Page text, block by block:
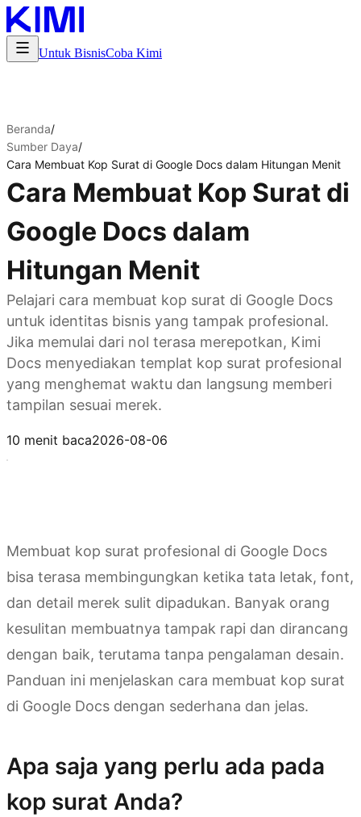
Untuk BisnisCoba Kimi
Beranda/
Sumber Daya/
Cara Membuat Kop Surat di Google Docs dalam Hitungan Menit
Cara Membuat Kop Surat di
Google Docs dalam
Hitungan Menit
Pelajari cara membuat kop surat di Google Docs
untuk identitas bisnis yang tampak profesional.
Jika memulai dari nol terasa merepotkan, Kimi
Docs menyediakan templat kop surat profesional
yang menghemat waktu dan langsung memberi
tampilan sesuai merek.
10 menit baca2026-08-06
Membuat kop surat profesional di Google Docs
bisa terasa membingungkan ketika tata letak, font,
dan detail merek sulit dipadukan. Banyak orang
kesulitan membuatnya tampak rapi dan dirancang
dengan baik, terutama tanpa pengalaman desain.
Panduan ini menjelaskan cara membuat kop surat
di Google Docs dengan sederhana dan jelas.
Apa saja yang perlu ada pada
kop surat Anda?